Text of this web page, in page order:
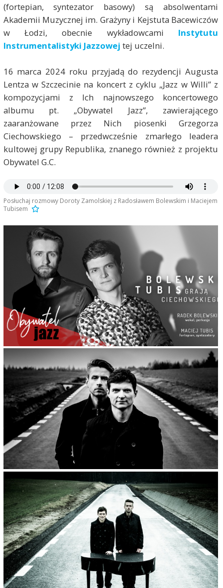
(fortepian, syntezator basowy) są absolwentami
Akademii Muzycznej im. Grażyny i Kejstuta Bacewiczów
w Łodzi, obecnie wykładowcami Instytutu
Instrumentalistyki Jazzowej tej uczelni.
16 marca 2024 roku przyjadą do rezydencji Augusta
Lentza w Szczecinie na koncert z cyklu „Jazz w Willi” z
kompozycjami z Ich najnowszego koncertowego
albumu pt. „Obywatel Jazz”, zawierającego
zaaranżowane przez Nich piosenki Grzegorza
Ciechowskiego – przedwcześnie zmarłego leadera
kultowej grupy Republika, znanego również z projektu
Obywatel G.C.
Posłuchaj rozmowy Doroty Zamolskiej z Radosławem Bolewskim i Maciejem
Tubisem